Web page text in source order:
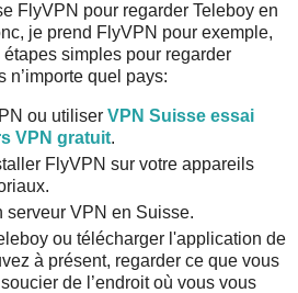
FlyVPN pour regarder Teleboy en
je prend FlyVPN pour exemple,
simples pour regarder
n’importe quel pays:
ou utiliser VPN Suisse essai
VPN gratuit.
FlyVPN sur votre appareils
serveur VPN en Suisse.
ou télécharger l'application de
à présent, regarder ce que vous
de l’endroit où vous vous